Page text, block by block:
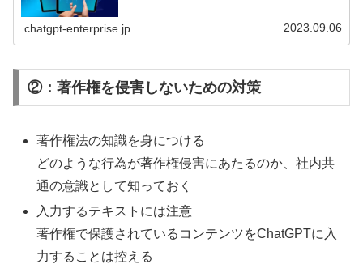
chatgpt-enterprise.jp 2023.09.06
②：著作権を侵害しないための対策
著作権法の知識を身につける
どのような行為が著作権侵害にあたるのか、社内共
通の意識として知っておく
入力するテキストには注意
著作権で保護されているコンテンツをChatGPTに入
力することは控える